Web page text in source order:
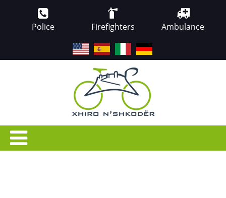
Police Firefighters Ambulance